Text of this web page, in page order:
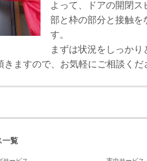
よって、ドアの開閉
部と枠の部分と接触を
す。
まずは状況をしっか
きますので、お気軽にご相談くだ
一覧